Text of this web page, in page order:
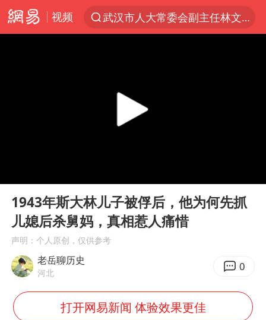
视频
武汉市人大常委会副主任林文书被查
“秋天的第一杯奶茶”6岁了
38岁演员求职万岁山NPC成功
国乒男单横滨冠军赛全军覆没
胡彦斌获《歌手2026》歌王
胜宏科技：股票交易异常波动
美股存储板块集体大跌
Play
1943年斯大林儿子被俘后，他为何先抓
儿媳后杀舅妈，真相惹人痛惜
声明：个人原创，仅供参考
老岳聊历史
河北 0
打开网易新闻 体验效果更佳